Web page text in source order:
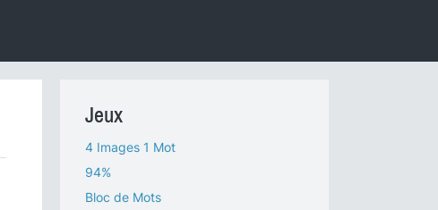
Jeux
4 Images 1 Mot
94%
Bloc de Mots